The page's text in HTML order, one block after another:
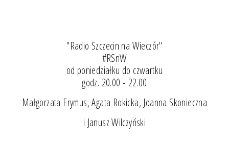
"Radio Szczecin na Wieczór"
#RSnW
od poniedziałku do czwartku
godz. 20.00 - 22.00
Małgorzata Frymus, Agata Rokicka, Joanna Skonieczna
i Janusz Wilczyński